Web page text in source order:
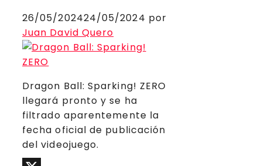
26/05/202424/05/2024 por
Juan David Quero
Dragon Ball: Sparking! ZERO
llegará pronto y se ha
filtrado aparentemente la
fecha oficial de publicación
del videojuego.